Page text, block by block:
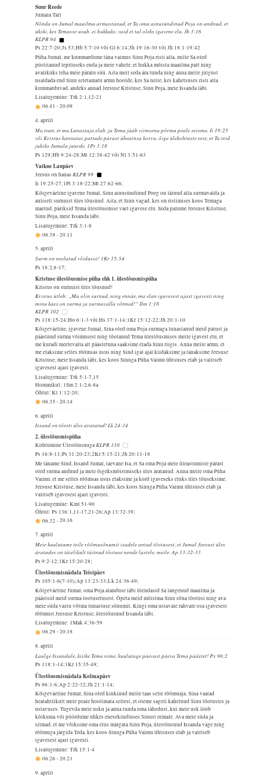
Suur Reede
Jumala Tall
Nõnda on Jumal maailma armastanud, et Ta oma ainusündinud Poja on andnud, et
ükski, kes Temasse usub, ei hukkuks, vaid et tal oleks igavene elu. Jh 3:16
KLPR 94
Ps 22:7-20;Js 53;Hb 5:7-10 või Gl 6:14;Jh 19:16-30 või Jh 18:1-19:42
Püha Jumal, me kummardume täna vaimus Sinu Poja risti alla, mille Sa oled
püstitanud lepituseks enda ja meie vahele, et hukka mõista maailma patt ning
avalikuks teha meie päratu süü. Aita meil seda ära tunda ning anna meile julgust
usaldada end Sinu seletamatu armu hoolde, kes Sa neile, kes kahetsuses risti alla
kummarduvad, andeks annad Jeesuse Kristuse, Sinu Poja, meie Issanda läbi.
Lisalugemine: Trk 2:1,12-21
06.41-20.09
4. aprill
Ma tean, et mu Lunastaja elab, ja Tema jääb viimsena põrmu peale seisma. Ii 19:25
või Kristus kannatas pattude pärast üheainsa korra, õige ülekohtuste eest, et Ta teid
juhiks Jumala juurde. 1Pt 3:18
Ps 129;Hb 9:24-28;Mt 12:38-42 või Nl 3:51-63
Vaikne Laupäev
Jeesus on hauas KLPR 99
Ii 19:25-27;1Pt 3:18-22;Mt 27:62-66;
Kõigeväeline igavene Jumal, Sinu ainusündinud Poeg on läinud alla surmavalda ja
auliselt surnuist üles tõusnud. Aita, et Sinu vagad, kes on ristimises koos Temaga
maetud, päriksid Tema ülestõusmise väel igavese elu. Seda palume Jeesuse Kristuse,
Sinu Poja, meie Issanda läbi.
Lisalugemine: Trk 3:1-8
06.38-20.11
5. aprill
Surm on neelatud võidusse! 1Kr 15:54
Ps 18:2,8-17;
Kristuse ülestõusmise püha ehk 1. ülestõusmispüha
Kristus on surnuist üles tõusnud!
Kristus ütleb: „Ma olin surnud, ning ennäe, ma elan igavesest ajast igavesti ning
minu käes on surma ja surmavalla võtmed!“ Ilm 1:18
KLPR 102
Ps 118:15-24;Ho 6:1-3 või Hs 37:1-14;1Kr 15:12-22;Jh 20:1-10
Kõigeväeline, igavene Jumal, Sina oled oma Poja surmaga lunastanud meid patust ja
päästnud surma võimusest ning tõotanud Tema ülestõusmises meile igavest elu, et
me kuradi meelevalla alt päästetuna saaksime elada Sinu riigis. Anna meile armu, et
me elaksime selles rõõmsas usus ning Sind igal ajal kiidaksime ja tänaksime Jeesuse
Kristuse, meie Issanda läbi, kes koos Sinuga Püha Vaimu ühtsuses elab ja valitseb
igavesest ajast igavesti.
Lisalugemine: Trk 5:1-7,15
Hommikul: 1Sm 2:1-2,6-8a
Õhtul: Kl 1:12-20;
06.35-20.14
6. aprill
Issand on tõesti üles äratatud! Lk 24:34
2. ülestõusmispüha
Kohtumine Ülestõusnuga KLPR 110
Ps 16:8-11;Ps 31:20-23;2Kr 5:15-21;Jh 20:11-18
Me täname Sind, Issand Jumal, taevane Isa, et Sa oma Poja meie üleastumiste pärast
oled surma andnud ja meie õigeksmõistmiseks üles äratanud. Anna meile oma Püha
Vaimu, et me selles rõõmsas usus elaksime ja kord igaveseks eluks üles tõuseksime.
Jeesuse Kristuse, meie Issanda läbi, kes koos Sinuga Püha Vaimu ühtsuses elab ja
valitseb igavesest ajast igavesti.
Lisalugemine: Kml 51-90
Õhtul: Ps 136:1,11-17,21-26;Ap 13:32-39;
06.32-20.16
7. aprill
Meie kuulutame teile rõõmusõnumit isadele antud tõotusest, et Jumal Jeesust üles
äratades on täielikult täitnud tõotuse nende lastele, meile. Ap 13:32-33
Ps 9:2-12;1Kr 15:20-28;
Ülestõusmisnädala Teisipäev
Ps 105:1-6(7-10);Ap 13:23-33;Lk 24:36-49;
Kõigeväeline Jumal, oma Poja alanduse läbi ülendasid Sa langenud maailma ja
päästsid meid surma lootusetusest. Õpeta meid mõistma Sinu sõna tõotusi ning ava
meie süda vastu võtma lunastuse sõnumit. Kingi oma ustavale rahvale osa igavesest
rõõmust Jeesuse Kristuse, ülestõusnud Issanda läbi.
Lisalugemine: 1Mak 4:36-59
06.29-20.18
8. aprill
Laulge Issandale, kiitke Tema nime, kuulutage päevast päeva Tema päästet! Ps 96:2
Ps 118:1-14;1Kr 15:35-49;
Ülestõusmisnädala Kolmapäev
Ps 96:1-6;Ap 2:22-32;Jh 21:1-14;
Kõigeväeline Jumal, Sina oled kinkinud meile taas selle rõõmuaja. Sina vaatad
heatahtlikult meie peale hoolimata sellest, et oleme sageli kahelnud Sinu tõotustes ja
ustavuses. Tugevda meie usku ja anna tunda oma lähedust, kui meie usk lööb
kõikuma või pöördume uhkes enesekindluses Sinust eemale. Ava meie süda ja
silmad, et me võiksime oma elus märgata Sinu Poja, ülestõusnud Issanda väge ning
rõõmuga järgida Teda, kes koos Sinuga Püha Vaimu ühtsuses elab ja valitseb
igavesest ajast igavesti.
Lisalugemine: Trk 15:1-4
06.26-20.21
9. aprill